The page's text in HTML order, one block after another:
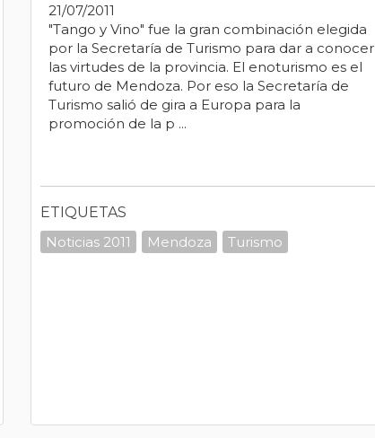
21/07/2011
"Tango y Vino" fue la gran combinación elegida
por la Secretaría de Turismo para dar a conocer
las virtudes de la provincia. El enoturismo es el
futuro de Mendoza. Por eso la Secretaría de
Turismo salió de gira a Europa para la
promoción de la p ...
ETIQUETAS
Noticias 2011
Mendoza Turismo